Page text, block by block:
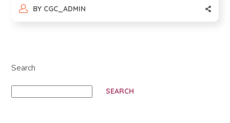
BY CGC_ADMIN
Search
SEARCH